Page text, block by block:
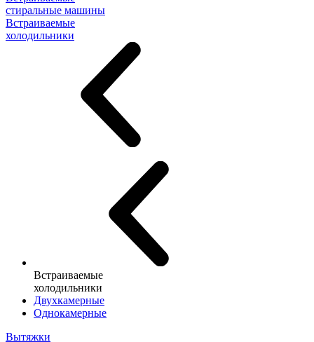
стиральные машины
Встраиваемые
холодильники
Встраиваемые
холодильники
Двухкамерные
Однокамерные
Вытяжки